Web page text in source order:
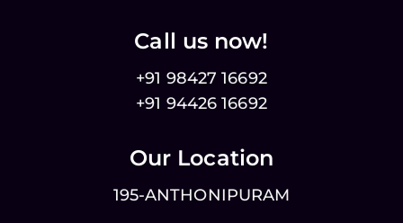
Call us now!
+91 98427 16692
+91 94426 16692
Our Location
195-ANTHONIPURAM